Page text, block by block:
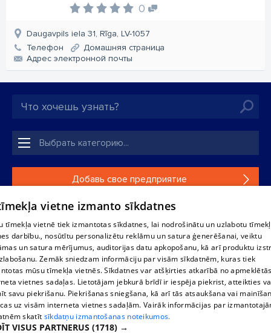
0
Daugavpils iela 31, Rīga, LV-1057
Телефон
Домашняя страница
Aдрес электронной почты
Добавь свое предприятие
Если твоего предприятия нет в нашей базе данных,
Полное или частичное распространение или копирование
информации из баз данных 1188 в любой форме строго
запрещено. Также запрещается автоматическое
скачивание информации. Перепубликация любого
материала, опубликованного на сайте 1188 , возможна
только с согласия редакции сайта 1188.
vietne izmanto sīkdatnes
tīmekļa vietnē tiek izmantotas sīkdatnes, lai nodrošinātu un uzlabotu
darbību., nosūtītu personalizētu reklāmu un satura ģenerēšanai, veiktu
un satura mērījumus, auditorijas datu apkopošanu, kā arī produktu
Zemāk sniedzam informāciju par visām sīkdatnēm, kuras tiek
mūsu tīmekļa vietnēs. Sīkdatnes var atšķirties atkarībā no
vietnes sadaļas. Lietotājam jebkurā brīdī ir iespēja piekrist, atteikties
savu piekrišanu. Piekrišanas sniegšana, kā arī tās atsaukšana vai
uz visām interneta vietnes sadaļām. Vairāk informācijas par
skatīt sīkdatņu izmantošanas noteikumos.
VISUS PARTNERUS (1718) →